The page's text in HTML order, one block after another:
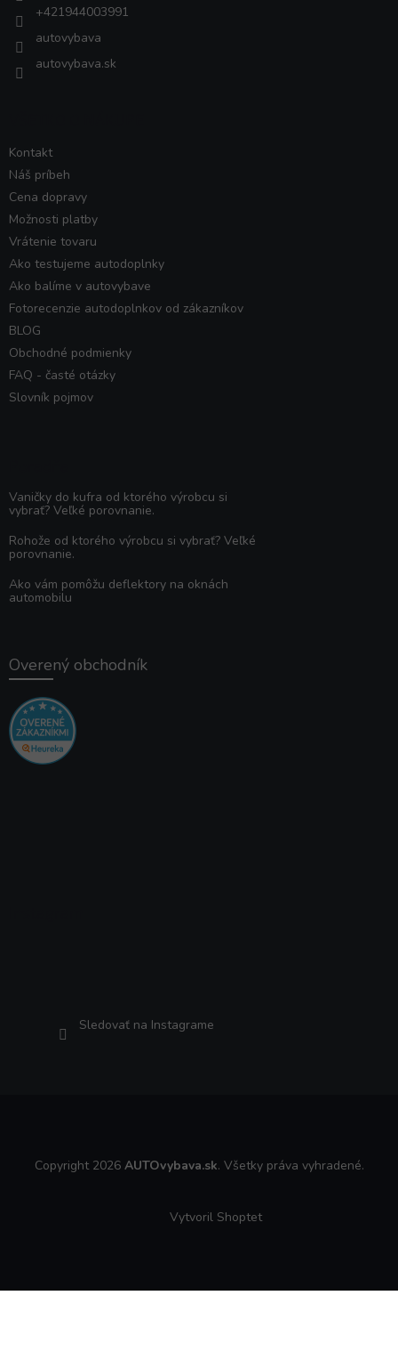
+421944003991
autovybava
autovybava.sk
Kontakt
Náš príbeh
Cena dopravy
Možnosti platby
Vrátenie tovaru
Ako testujeme autodoplnky
Ako balíme v autovybave
Fotorecenzie autodoplnkov od zákazníkov
BLOG
Obchodné podmienky
FAQ - časté otázky
Slovník pojmov
Vaničky do kufra od ktorého výrobcu si
vybrať? Veľké porovnanie.
Rohože od ktorého výrobcu si vybrať? Veľké
porovnanie.
Ako vám pomôžu deflektory na oknách
automobilu
Overený obchodník
Sledovať na Instagrame
Copyright 2026 AUTOvybava.sk. Všetky práva vyhradené.
Vytvoril Shoptet